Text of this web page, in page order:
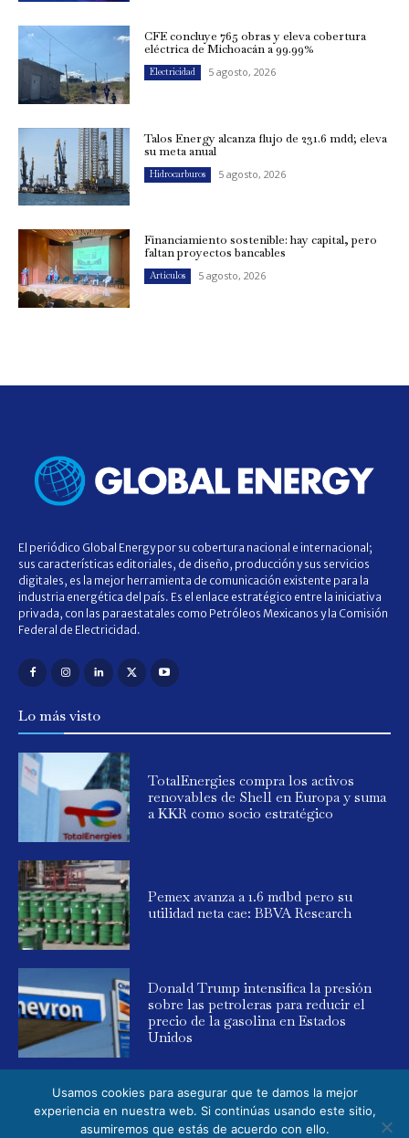
CFE concluye 765 obras y eleva cobertura
eléctrica de Michoacán a 99.99%
Electricidad 5 agosto, 2026
Talos Energy alcanza flujo de 231.6 mdd; eleva
su meta anual
Hidrocarburos 5 agosto, 2026
Financiamiento sostenible: hay capital, pero
faltan proyectos bancables
Artículos 5 agosto, 2026
El periódico Global Energy por su cobertura nacional e internacional;
sus características editoriales, de diseño, producción y sus servicios
digitales, es la mejor herramienta de comunicación existente para la
industria energética del país. Es el enlace estratégico entre la iniciativa
privada, con las paraestatales como Petróleos Mexicanos y la Comisión
Federal de Electricidad.
Lo más visto
TotalEnergies compra los activos
renovables de Shell en Europa y suma
a KKR como socio estratégico
Pemex avanza a 1.6 mdbd pero su
utilidad neta cae: BBVA Research
Donald Trump intensifica la presión
sobre las petroleras para reducir el
precio de la gasolina en Estados
Unidos
Usamos cookies para asegurar que te damos la mejor
experiencia en nuestra web. Si continúas usando este sitio,
asumiremos que estás de acuerdo con ello.